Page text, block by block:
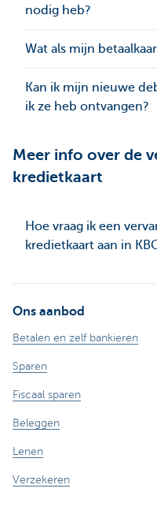
nodig heb?
Wat als mijn
Kan ik mijn nieuwe
ik ze heb ontvangen?
Meer info over de
kredietkaart
Hoe vraag ik een
kredietkaart aan in
Ons aanbod
Betalen en zelf bankieren
Sparen
Fiscaal sparen
Beleggen
Lenen
Verzekeren